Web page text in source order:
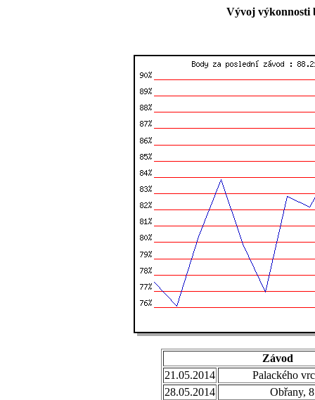
Vývoj výkonnosti
Závod
21.05.2014
Palackého
28.05.2014
Obřany,